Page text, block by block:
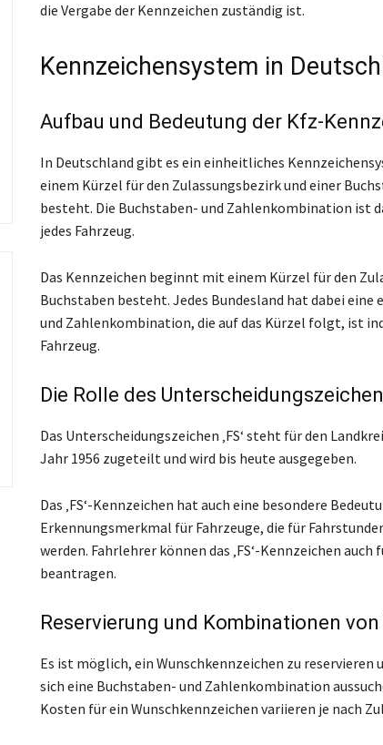
die Vergabe der Kennzeichen zuständig ist.
Kennzeichensystem in
Aufbau und Bedeutung der Kfz-
In Deutschland gibt es ein einheitliches
einem Kürzel für den Zulassungsbezirk und einer
besteht. Die Buchstaben- und Zahlenkombination ist
jedes Fahrzeug.
Das Kennzeichen beginnt mit einem Kürzel für den
Buchstaben besteht. Jedes Bundesland hat dabei eine
und Zahlenkombination, die auf das Kürzel folgt, ist
Fahrzeug.
Die Rolle des Unterscheidungszeichens
Das Unterscheidungszeichen ‚FS‘ steht für den
Jahr 1956 zugeteilt und wird bis heute ausgegeben.
Das ‚FS‘-Kennzeichen hat auch eine besondere
Erkennungsmerkmal für Fahrzeuge, die für
werden. Fahrlehrer können das ‚FS‘-Kennzeichen
beantragen.
Reservierung und Kombinationen
Es ist möglich, ein Wunschkennzeichen zu reservieren
sich eine Buchstaben- und Zahlenkombination
Kosten für ein Wunschkennzeichen variieren je nach